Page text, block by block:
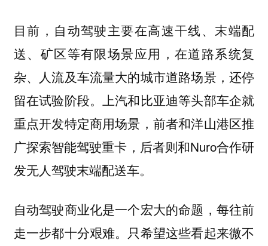
目前，自动驾驶主要在高速干线、末端配
送、矿区等有限场景应用，在道路系统复
杂、人流及车流量大的城市道路场景，还停
留在试验阶段。上汽和比亚迪等头部车企就
重点开发特定商用场景，前者和洋山港区推
广探索智能驾驶重卡，后者则和Nuro合作研
发无人驾驶末端配送车。
自动驾驶商业化是一个宏大的命题，每往前
走一步都十分艰难。只希望这些看起来微不